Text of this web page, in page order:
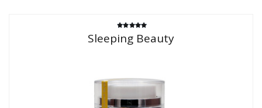
5.00
uit 5
Sleeping Beauty